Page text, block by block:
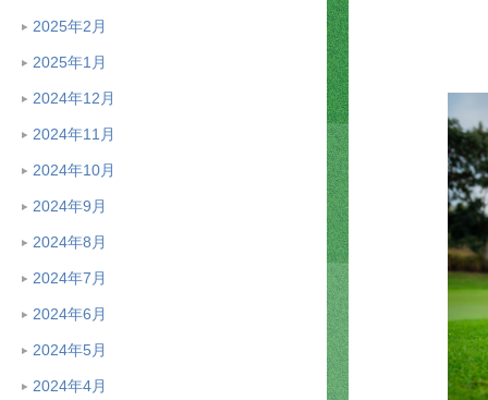
2025年2月
2025年1月
2024年12月
2024年11月
2024年10月
2024年9月
2024年8月
2024年7月
2024年6月
2024年5月
2024年4月